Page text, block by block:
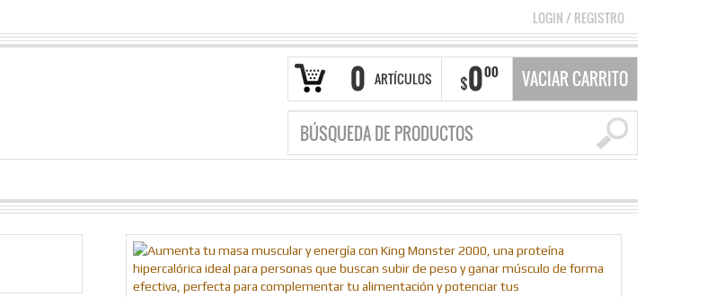
LOGIN/REGISTRO
0 ARTÍCULOS $000 VACIAR CARRITO